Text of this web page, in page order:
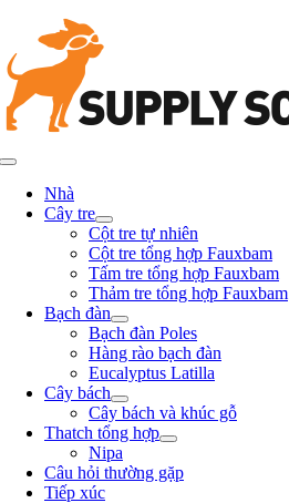
phần
nội
dung
Chuyển
điều
hướng
Nhà
Cây tre
Cột tre tự nhiên
Cột tre tổng hợp Fauxbam
Tấm tre tổng hợp Fauxbam
Thảm tre tổng hợp Fauxbam
Bạch đàn
Bạch đàn Poles
Hàng rào bạch đàn
Eucalyptus Latilla
Cây bách
Cây bách và khúc gỗ
Thatch tổng hợp
Nipa
Câu hỏi thường gặp
Tiếp xúc